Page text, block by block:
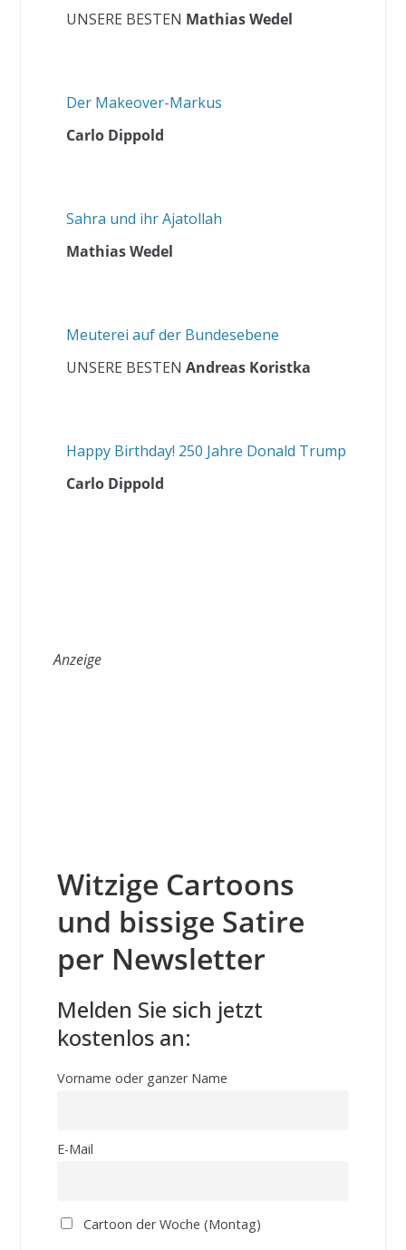
UNSERE BESTEN Mathias Wedel
Der Makeover-Markus
Carlo Dippold
Sahra und ihr Ajatollah
Mathias Wedel
Meuterei auf der Bundesebene
UNSERE BESTEN Andreas Koristka
Happy Birthday! 250 Jahre Donald Trump
Carlo Dippold
Anzeige
Witzige Cartoons
und bissige Satire
per Newsletter
Melden Sie sich jetzt
kostenlos an:
Vorname oder ganzer Name
E-Mail
Cartoon der Woche (Montag)